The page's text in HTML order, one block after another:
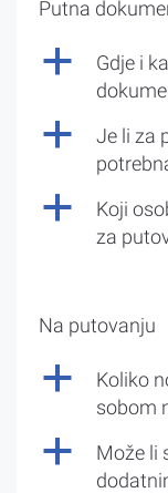
Putna
a
Gdje i
a
Je li za
a
Koji
za
Na putovanju
a
Koliko
sobom
a
Može li